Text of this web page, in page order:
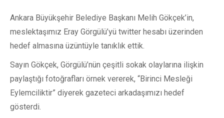
Ankara Büyükşehir Belediye Başkanı Melih Gökçek’in,
meslektaşımız Eray Görgülü’yü twitter hesabı üzerinden
hedef almasına üzüntüyle tanıklık ettik.
Sayın Gökçek, Görgülü’nün çeşitli sokak olaylarına ilişkin
paylaştığı fotoğrafları örnek vererek, “Birinci Mesleği
Eylemciliktir” diyerek gazeteci arkadaşımızı hedef
gösterdi.